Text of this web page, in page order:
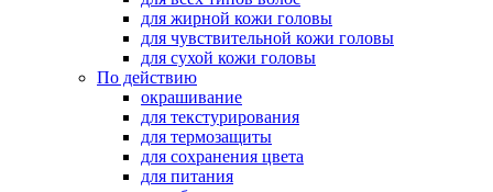
для жирной кожи головы
для чувствительной кожи головы
для сухой кожи головы
По действию
окрашивание
для текстурирования
для термозащиты
для сохранения цвета
для питания